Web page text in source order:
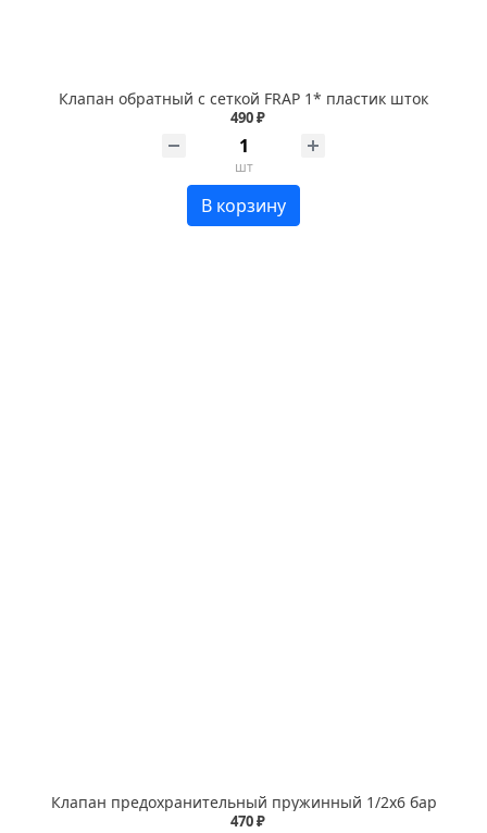
Клапан обратный с сеткой FRAP 1* пластик шток
490 ₽
шт
В корзину
Клапан предохранительный пружинный 1/2х6 бар
470 ₽